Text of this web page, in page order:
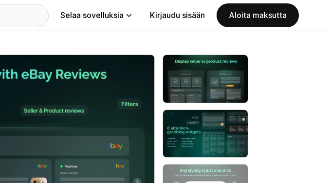
Selaa sovelluksia Kirjaudu sisään Aloita maksutta